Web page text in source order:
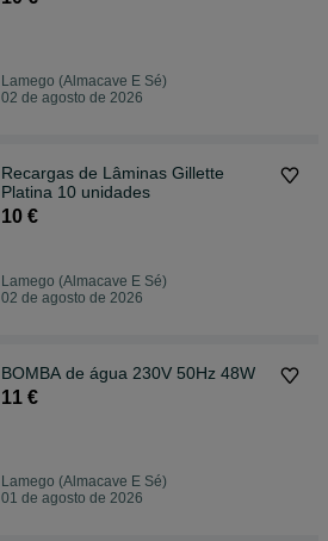
Lamego (Almacave E Sé)
02 de agosto de 2026
Recargas de Lâminas Gillette
Platina 10 unidades
10 €
Lamego (Almacave E Sé)
02 de agosto de 2026
BOMBA de água 230V 50Hz 48W
11 €
Lamego (Almacave E Sé)
01 de agosto de 2026